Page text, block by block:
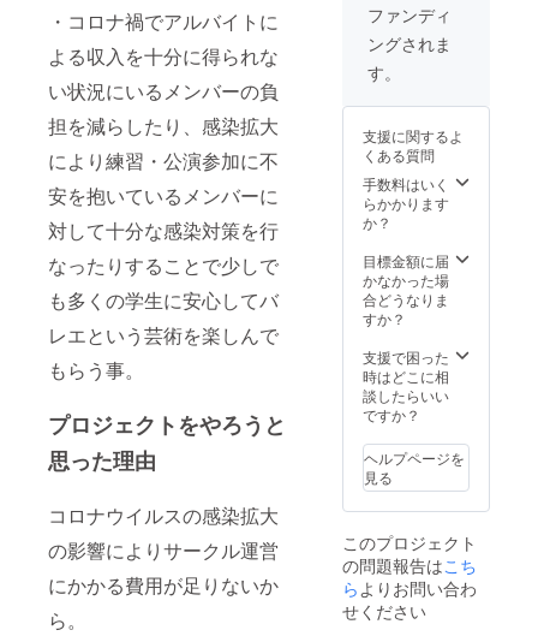
・コロナ禍でアルバイトに
よる収入を十分に得られな
い状況にいるメンバーの負
担を減らしたり、感染拡大
により練習・公演参加に不
安を抱いているメンバーに
対して十分な感染対策を行
なったりすることで少しで
も多くの学生に安心してバ
レエという芸術を楽しんで
もらう事。
プロジェクトをやろうと
思った理由
コロナウイルスの感染拡大
の影響によりサークル運営
にかかる費用が足りないか
ら。
無観客
の場合
⇒サー
礼の
セージ
をメー
ルにて
お届け
きま
す。 ・
本公演
ツをお
届けさ
せてい
ただき
(サイ
ズ:s(女
性Mサ
イズ相
援時、
必ず備
考欄に
ご希望
のお名
ファンディ
ングされま
す。
支援に関するよ
くある質問
手数料はいく
らかかります
か？
目標金額に届
かなかった場
合どうなりま
すか？
支援で困った
時はどこに相
談したらいい
ですか？
ヘルプページを
見る
このプロジェクト
の問題報告はこち
らよりお問い合わ
せください